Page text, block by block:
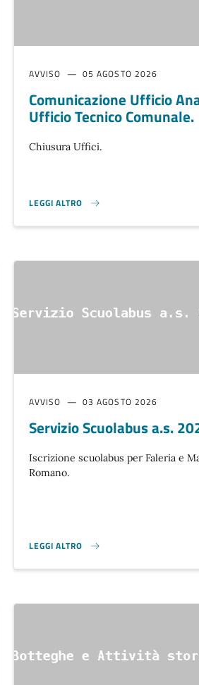
AVVISO 05 AGOSTO 2026
Comunicazione Ufficio
Ufficio Tecnico Comunale.
Chiusura Uffici.
LEGGI ALTRO
COMUNICAZIONE UFFICIO ANAGRAFE E
A.S. 2026/2027. }
AVVISO 03 AGOSTO 2026
Servizio Scuolabus a.s.
Iscrizione scuolabus per Faleria e
Romano.
LEGGI ALTRO
SERVIZIO SCUOLABUS A.S. 2026/2027 }